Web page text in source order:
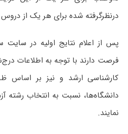
درنظرگرفته شده برای هر یک از
پس از اعلام نتایج اولیه در سایت
فرصت دارند با توجه به اطلاعات
کارشناسی ارشد و نیز بر اساس
دانشگاه‌ها، نسبت به انتخاب رشته
نمایند.